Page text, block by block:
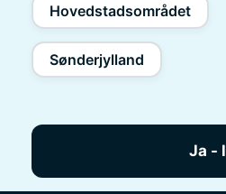
Hovedstadsområdet
Sønderjylland